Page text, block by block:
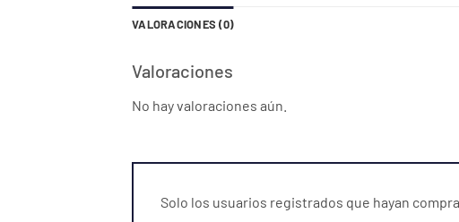
VALORACIONES (0)
Valoraciones
No hay valoraciones aún.
Solo los usuarios registrados que hayan